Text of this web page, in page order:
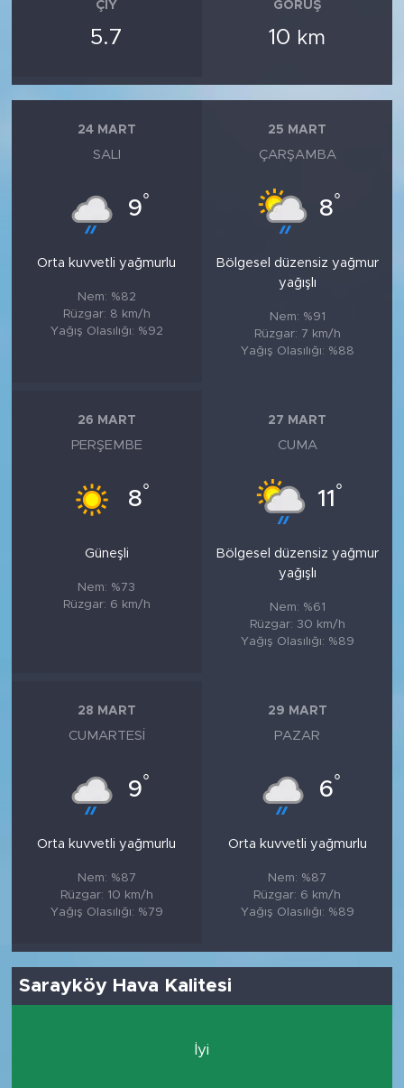
ÇIY
5.7
GÖRÜŞ
10 km
24 MART
SALI
9°
Orta kuvvetli yağmurlu
Nem: %82
Rüzgar: 8 km/h
Yağış Olasılığı: %92
25 MART
ÇARŞAMBA
8°
Bölgesel düzensiz yağmur
yağışlı
Nem: %91
Rüzgar: 7 km/h
Yağış Olasılığı: %88
26 MART
PERŞEMBE
8°
Güneşli
Nem: %73
Rüzgar: 6 km/h
27 MART
CUMA
11 °
Bölgesel düzensiz yağmur
yağışlı
Nem: %61
Rüzgar: 30 km/h
Yağış Olasılığı: %89
28 MART
CUMARTESI
9°
Orta kuvvetli yağmurlu
Nem: %87
Rüzgar: 10 km/h
Yağış Olasılığı: %79
29 MART
PAZAR
6°
Orta kuvvetli yağmurlu
Nem: %87
Rüzgar: 6 km/h
Yağış Olasılığı: %89
Sarayköy Hava Kalitesi
İyi